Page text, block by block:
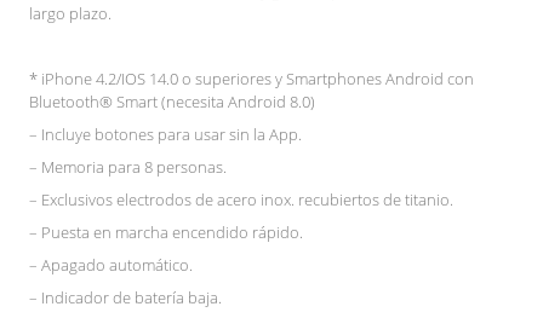
largo plazo.
* iPhone 4.2/IOS 14.0 o superiores y Smartphones Android con
Bluetooth® Smart (necesita Android 8.0)
– Incluye botones para usar sin la App.
– Memoria para 8 personas.
– Exclusivos electrodos de acero inox. recubiertos de titanio.
– Puesta en marcha encendido rápido.
– Apagado automático.
– Indicador de batería baja.